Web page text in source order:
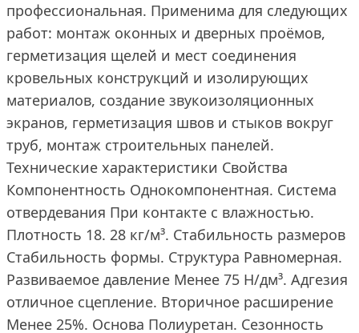
профессиональная. Применима для следующих
работ: монтаж оконных и дверных проёмов,
герметизация щелей и мест соединения
кровельных конструкций и изолирующих
материалов, создание звукоизоляционных
экранов, герметизация швов и стыков вокруг
труб, монтаж строительных панелей.
Технические характеристики Свойства
Компонентность Однокомпонентная. Система
отвердевания При контакте с влажностью.
Плотность 18. 28 кг/м³. Стабильность размеров
Стабильность формы. Структура Равномерная.
Развиваемое давление Менее 75 Н/дм³. Адгезия
отличное сцепление. Вторичное расширение
Менее 25%. Основа Полиуретан. Сезонность